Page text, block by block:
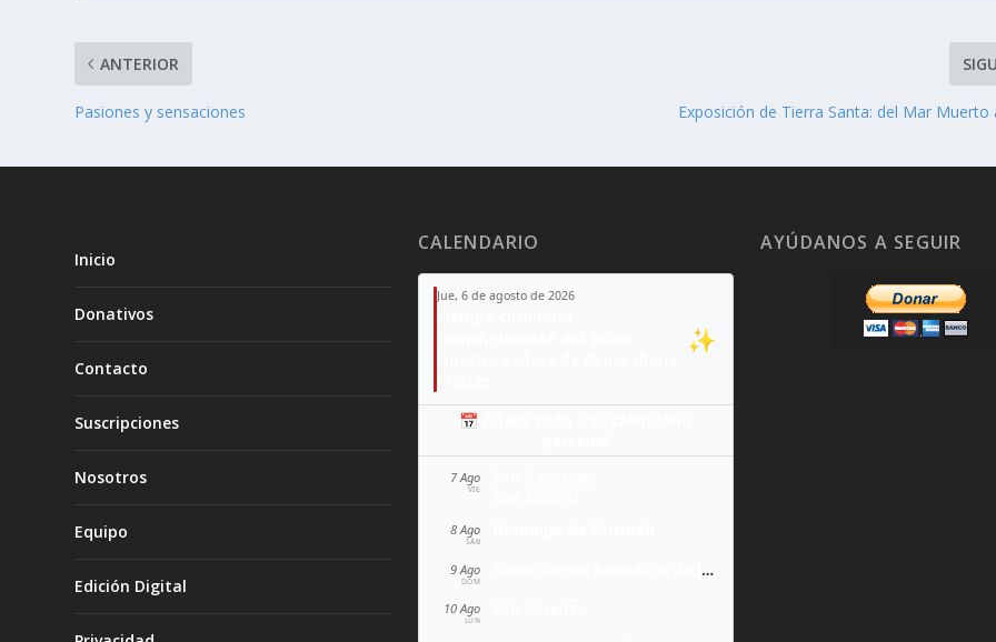
ANTERIOR
Pasiones y sensaciones Exposición de Tierra Santa: del Mar Muerto
Inicio
Donativos
Contacto
Suscripciones
Nosotros
Equipo
Edición Digital
CALENDARIO
Jue, 6 de agosto de 2026
✨
📅 Añade todo a tu calendario
7 Ago
VIE
8 Ago
SÁB
9 Ago
DOM
Santa Teresa Benedicta de la Cruz
10 Ago
LUN
AYÚDANOS A SEGUIR